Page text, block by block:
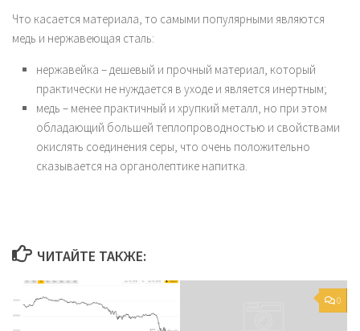
Что касается материала, то самыми популярными являются
медь и нержавеющая сталь:
нержавейка – дешевый и прочный материал, который
практически не нуждается в уходе и является инертным;
медь – менее практичный и хрупкий металл, но при этом
обладающий большей теплопроводностью и свойствами
окислять соединения серы, что очень положительно
сказывается на органолептике напитка.
ЧИТАЙТЕ ТАКЖЕ:
0